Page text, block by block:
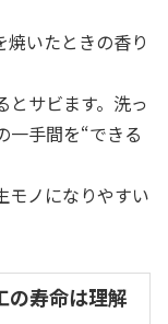
いたときの香り
とサビます。洗っ
一手間を“できる
モノになりやすい
の寿命は理解